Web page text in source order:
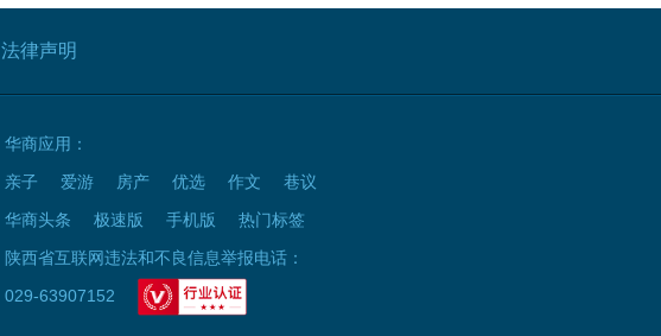
法律声明
华商应用：
亲子
爱游 房产 优选 作文
巷议
华商头条
极速版 手机版
热门标签
陕西省互联网违法和不良信息举报电话：
029-63907152